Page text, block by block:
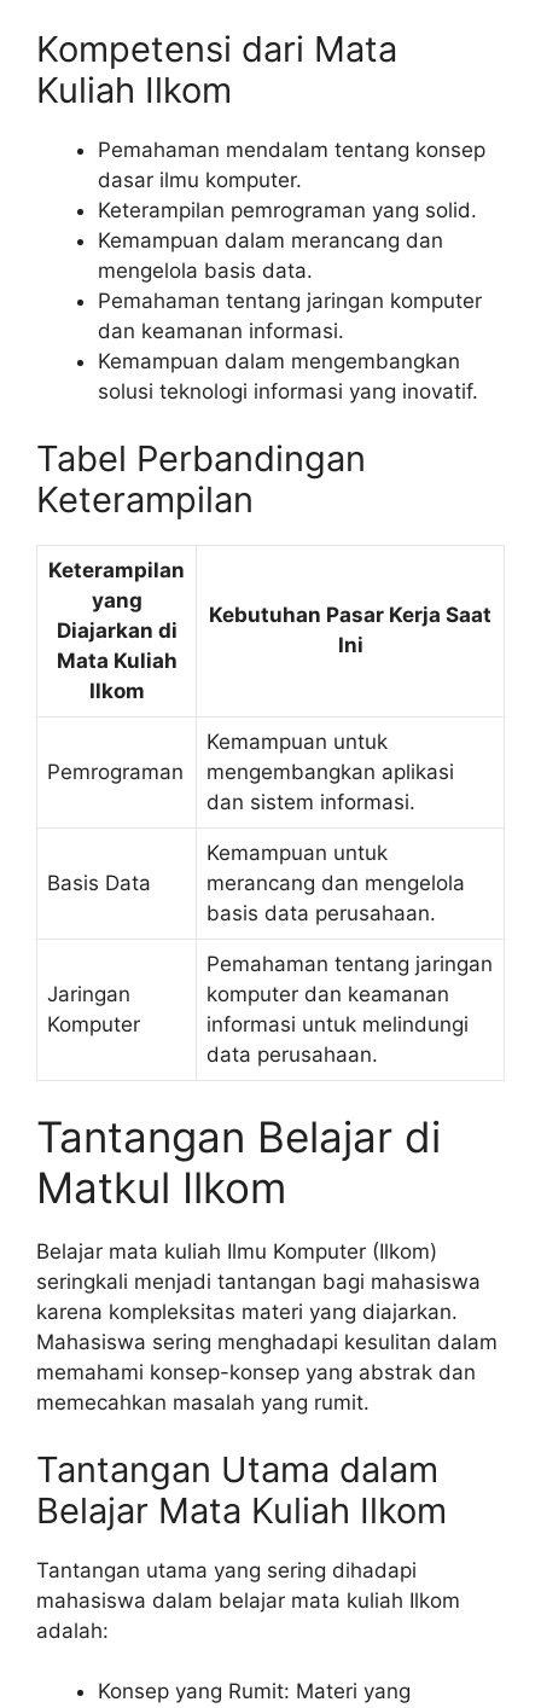
Kompetensi dari Mata
Kuliah Ilkom
Pemahaman mendalam tentang konsep
dasar ilmu komputer.
Keterampilan pemrograman yang solid.
Kemampuan dalam merancang dan
mengelola basis data.
Pemahaman tentang jaringan komputer
dan keamanan informasi.
Kemampuan dalam mengembangkan
solusi teknologi informasi yang inovatif.
Tabel Perbandingan
Keterampilan
Keterampilan
yang
Diajarkan di
Mata Kuliah
Ilkom
Kebutuhan Pasar Kerja Saat
Ini
Pemrograman
Kemampuan untuk
mengembangkan aplikasi
dan sistem informasi.
Basis Data
Kemampuan untuk
merancang dan mengelola
basis data perusahaan.
Jaringan
Komputer
Pemahaman tentang jaringan
komputer dan keamanan
informasi untuk melindungi
data perusahaan.
Tantangan Belajar di
Matkul Ilkom
Belajar mata kuliah Ilmu Komputer (Ilkom)
seringkali menjadi tantangan bagi mahasiswa
karena kompleksitas materi yang diajarkan.
Mahasiswa sering menghadapi kesulitan dalam
memahami konsep-konsep yang abstrak dan
memecahkan masalah yang rumit.
Tantangan Utama dalam
Belajar Mata Kuliah Ilkom
Tantangan utama yang sering dihadapi
mahasiswa dalam belajar mata kuliah Ilkom
adalah:
Konsep yang Rumit: Materi yang